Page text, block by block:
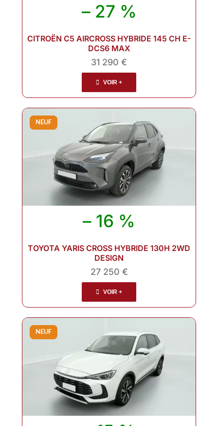
– 27 %
CITROËN C5 AIRCROSS HYBRIDE 145 CH E-
DCS6 MAX
31 290 €
VOIR +
NEUF
– 16 %
TOYOTA YARIS CROSS HYBRIDE 130H 2WD
DESIGN
27 250 €
VOIR +
NEUF